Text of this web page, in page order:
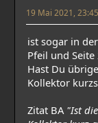
19 Mai 2021,
ist sogar in
Pfeil und Seite
Hast Du
Kollektor
Zitat BA "Ist